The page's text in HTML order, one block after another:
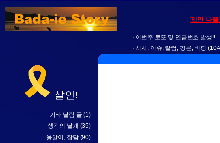
'입만 나
이번주 로또 및 연금번호 발생!!
시사, 이슈, 칼럼, 평론, 비평
살인!
기타 날림 글 (1)
생각의 날개 (35)
옹알이, 잡담 (90)